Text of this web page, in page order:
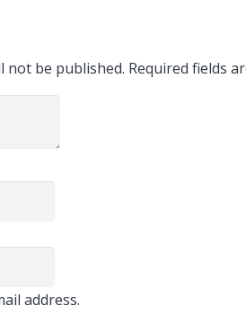
not be published. Required fields
address.